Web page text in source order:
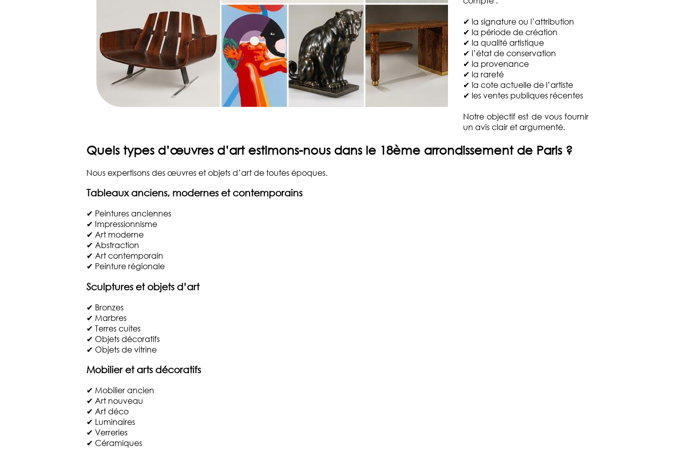
✔ la signature ou l’attribution
✔ la période de création
✔ la qualité artistique
✔ l’état de conservation
✔ la provenance
✔ la rareté
✔ la cote actuelle de l’artiste
✔ les ventes publiques récentes
Notre objectif est de vous fournir
un avis clair et argumenté.
Quels types d’œuvres d’art estimons-nous dans le 18ème arrondissement de Paris?
Nous expertisons des œuvres et objets d’art de toutes époques.
Tableaux anciens, modernes et contemporains
✔ Peintures anciennes
✔ Impressionnisme
✔ Art moderne
✔ Abstraction
✔ Art contemporain
✔ Peinture régionale
Sculptures et objets d’art
✔ Bronzes
✔ Marbres
✔ Terres cuites
✔ Objets décoratifs
✔ Objets de vitrine
Mobilier et arts décoratifs
✔ Mobilier ancien
✔ Art nouveau
✔ Art déco
✔ Luminaires
✔ Verreries
✔ Céramiques